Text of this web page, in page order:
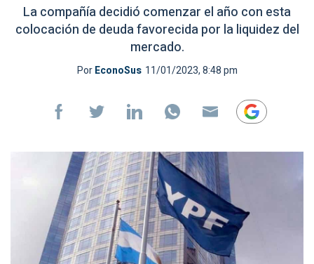
La compañía decidió comenzar el año con esta
colocación de deuda favorecida por la liquidez del
mercado.
PorEconoSus 11/01/2023, 8:48 pm